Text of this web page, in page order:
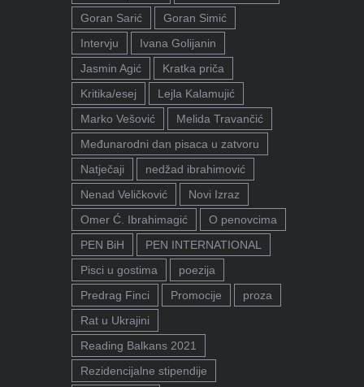
Goran Sarić
Goran Simić
Intervju
Ivana Golijanin
Jasmin Agić
Kratka priča
Kritika/esej
Lejla Kalamujić
Marko Vešović
Melida Travančić
Međunarodni dan pisaca u zatvoru
Natječaji
nedžad ibrahimović
Nenad Veličković
Novi Izraz
Omer Ć. Ibrahimagić
O penovcima
PEN BiH
PEN INTERNATIONAL
Pisci u gostima
poezija
Predrag Finci
Promocije
proza
Rat u Ukrajini
Reading Balkans 2021
Rezidencijalne stipendije